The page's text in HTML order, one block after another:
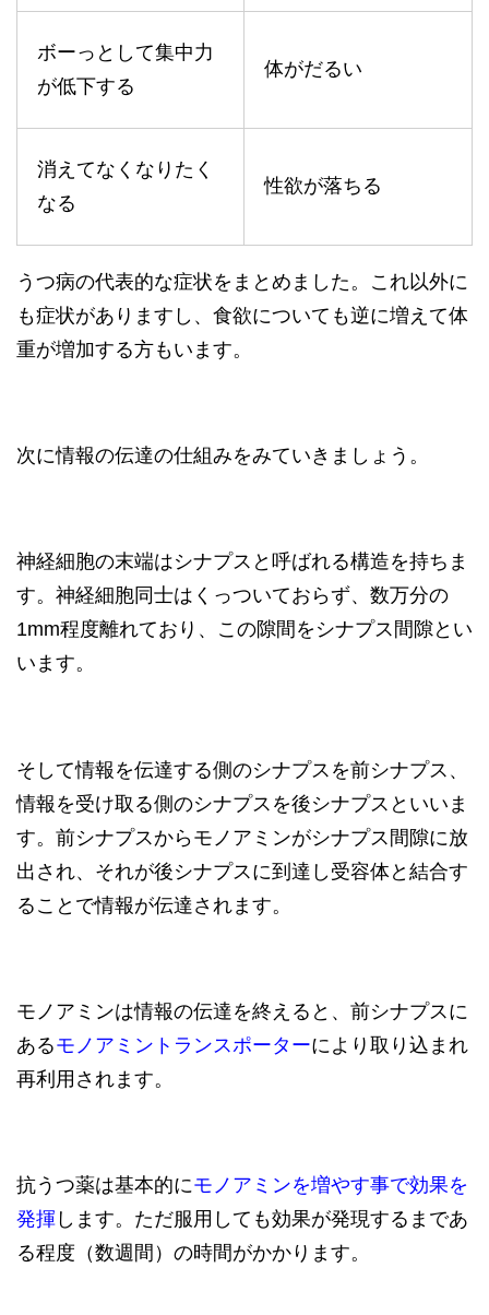
ボーっとして集中力
が低下する
体がだるい
消えてなくなりたく
なる
性欲が落ちる
うつ病の代表的な症状をまとめました。これ以外に
も症状がありますし、食欲についても逆に増えて体
重が増加する方もいます。
次に情報の伝達の仕組みをみていきましょう。
神経細胞の末端はシナプスと呼ばれる構造を持ちま
す。神経細胞同士はくっついておらず、数万分の
1mm程度離れており、この隙間をシナプス間隙とい
います。
そして情報を伝達する側のシナプスを前シナプス、
情報を受け取る側のシナプスを後シナプスといいま
す。前シナプスからモノアミンがシナプス間隙に放
出され、それが後シナプスに到達し受容体と結合す
ることで情報が伝達されます。
モノアミンは情報の伝達を終えると、前シナプスに
あるモノアミントランスポーターにより取り込まれ
再利用されます。
抗うつ薬は基本的にモノアミンを増やす事で効果を
発揮 します。ただ服用しても効果が発現するまであ
る程度（数週間）の時間がかかります。